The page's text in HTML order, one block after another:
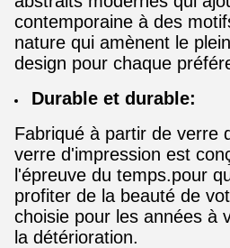
contemporaine à des
nature qui amènent le
design pour chaque
Durable et durable:
Fabriqué à partir de verre
verre d'impression est
l'épreuve du temps.pour
profiter de la beauté de
choisie pour les années à
la détérioration.